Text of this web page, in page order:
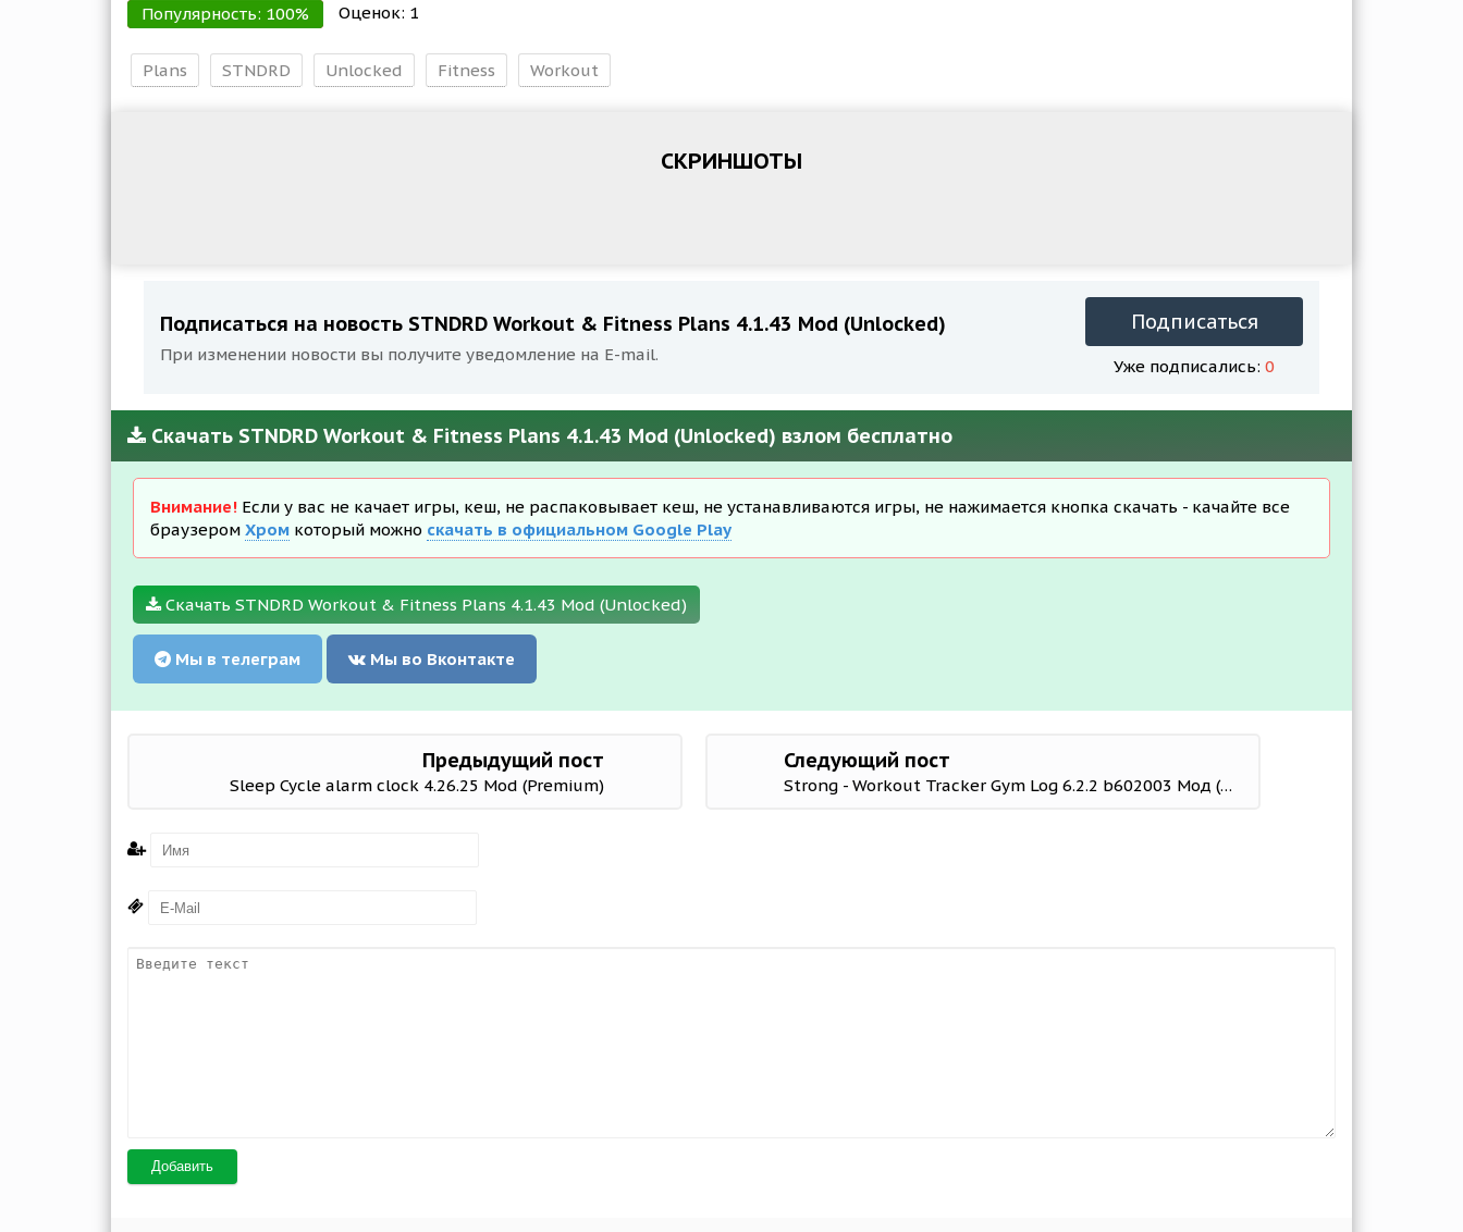
Популярность: 100% Оценок: 1
Plans STNDRD Unlocked Fitness Workout
СКРИНШОТЫ
Подписаться на новость STNDRD Workout & Fitness Plans 4.1.43 Mod (Unlocked)
При изменении новости вы получите уведомление на E-mail.
Подписаться
Уже подписались: 0
Скачать STNDRD Workout & Fitness Plans 4.1.43 Mod (Unlocked) взлом бесплатно
Внимание! Если у вас не качает игры, кеш, не распаковывает кеш, не устанавливаются игры, не нажимается кнопка скачать - качайте все
браузером Хром который можно скачать в официальном Google Play
Скачать STNDRD Workout & Fitness Plans 4.1.43 Mod (Unlocked)
Мы в телеграм Мы во Вконтакте
Предыдущий пост
Sleep Cycle alarm clock 4.26.25 Mod (Premium)
Следующий пост
Strong - Workout Tracker Gym Log 6.2.2 b602003 Мод (Unlocked)
Добавить